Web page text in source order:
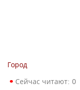
Город
Сейчас читают: 0